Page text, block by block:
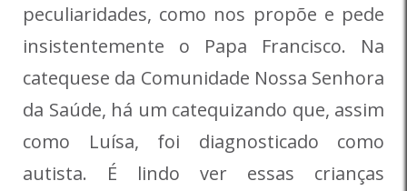
peculiaridades, como nos propõe e pede
insistentemente o Papa Francisco. Na
catequese da Comunidade Nossa Senhora
da Saúde, há um catequizando que, assim
como Luísa, foi diagnosticado como
autista. É lindo ver essas crianças